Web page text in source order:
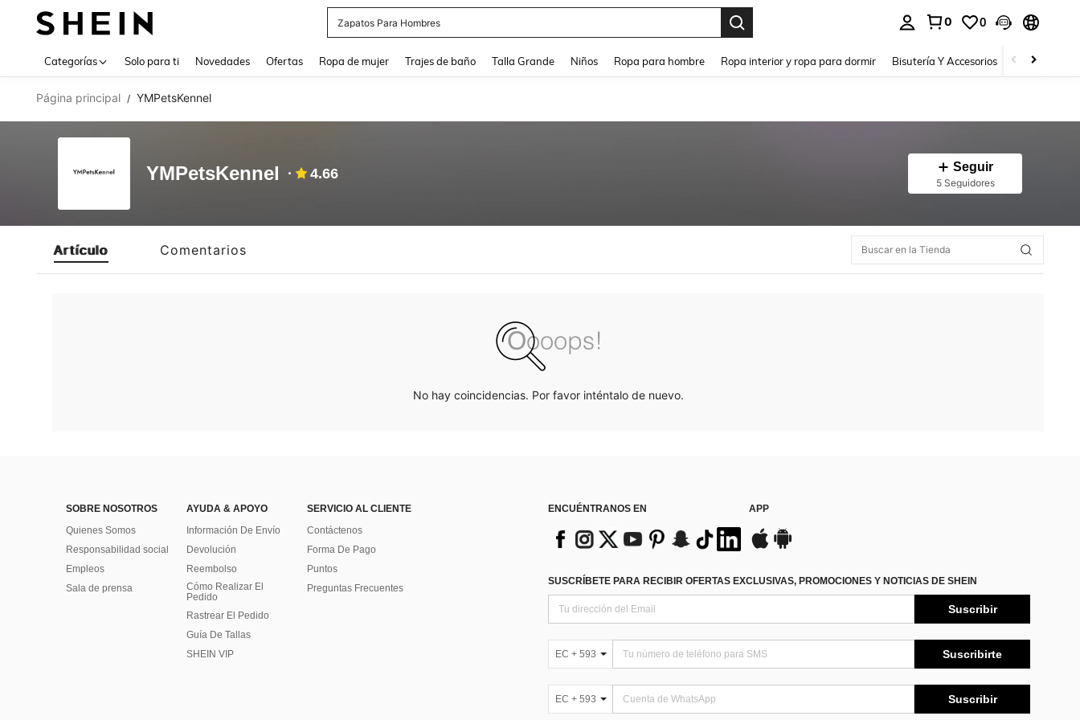
Zapatos Para Hombres
0 0
Categorías Solo para ti Novedades Ofertas Ropa de mujer Trajes de baño Talla Grande Niños Ropa para hombre Ropa interior y ropa para dormir Bisutería Y Accesorios Zapatos
Página principal / YMPetsKennel
YMPetsKennel 4.66 Seguir
5 Seguidores
Artículo Comentarios
No hay coincidencias. Por favor inténtalo de nuevo.
SOBRE NOSOTROS
Quienes Somos
Responsabilidad social
Empleos
Sala de prensa
AYUDA & APOYO
Información De Envío
Devolución
Reembolso
Cómo Realizar El
Pedido
Rastrear El Pedido
Guía De Tallas
SHEIN VIP
SERVICIO AL CLIENTE
Contáctenos
Forma De Pago
Puntos
Preguntas Frecuentes
ENCUÉNTRANOS EN APP
SUSCRÍBETE PARA RECIBIR OFERTAS EXCLUSIVAS, PROMOCIONES Y NOTICIAS DE SHEIN
Suscribir
EC + 593 Suscribirte
EC + 593 Suscribir